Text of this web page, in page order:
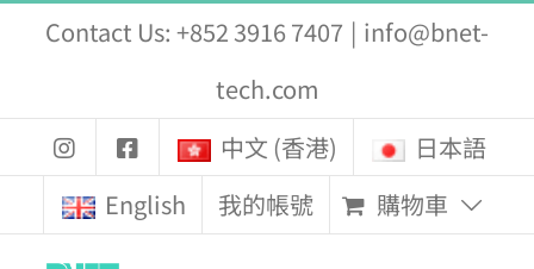
Contact Us: +852 3916 7407 | info@bnet-
tech.com
中文 (香港)
日本語
English
我的帳號 購物車